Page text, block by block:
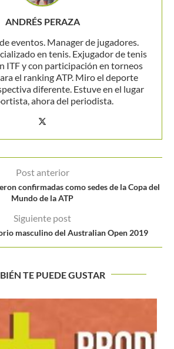
ANDRÉS PERAZA
eventos. Manager de jugadores.
en tenis. Exjugador de tenis
ITF y con participación en torneos
el ranking ATP. Miro el deporte
diferente. Estuve en el lugar
ahora del periodista.
Post anterior
confirmadas como sedes de la Copa del
Mundo de la ATP
Siguiente post
masculino del Australian Open 2019
TE PUEDE GUSTAR